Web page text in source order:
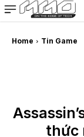
MMOSITE
Bài viết nổi
Home Tin Game
thức